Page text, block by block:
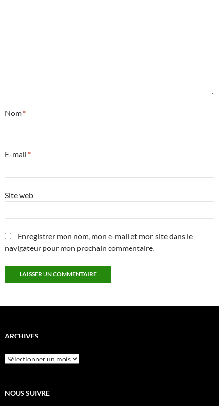
Nom *
E-mail *
Site web
Enregistrer mon nom, mon e-mail et mon site dans le
navigateur pour mon prochain commentaire.
ARCHIVES
Archives
NOUS SUIVRE